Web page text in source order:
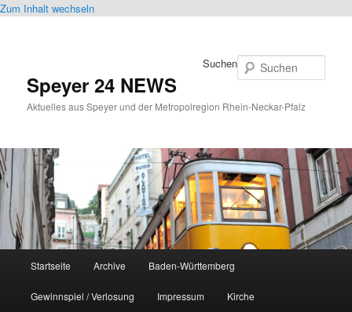
Zum Inhalt wechseln
Speyer 24 NEWS
Aktuelles aus Speyer und der Metropolregion Rhein-Neckar-Pfalz
Suchen
Startseite Archive Baden-Württemberg
Gewinnspiel / Verlosung Impressum Kirche